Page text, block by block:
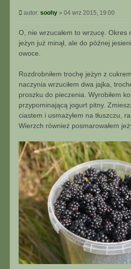
n
t
a
k
s
i
ę
z
s
o
y
P
o
s
autor: soohy » 04 wrz 2015, 19:00
O, nie wrzucałem to wrzucę. Okres
jeżyn już minął, ale do późnej
owoce.
Rozdrobniłem trochę jeżyn z
naczynia wrzuciłem dwa jajka,
proszku do pieczenia. Wyrobiłem
przypominającą jogurt pitny.
ciastem i usmażyłem na tłuszczu,
Wierzch również posmarowałem